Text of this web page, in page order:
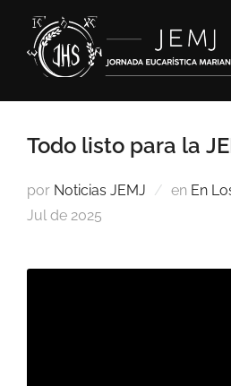
Todo listo para la
por Noticias JEMJ en En
Jul de 2025